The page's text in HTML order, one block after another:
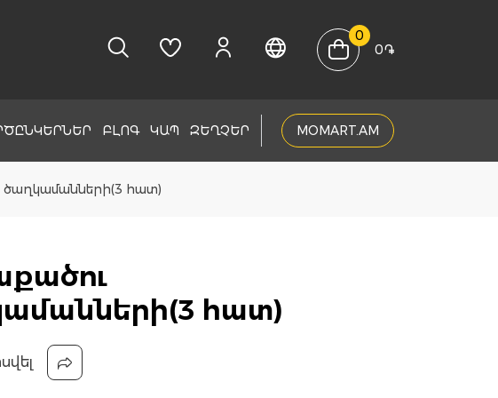
0
0֏
ԲԼՈԳ ԿԱՊ ԶԵՂՉԵՐ MOMART.AM
հատ)
հատ)